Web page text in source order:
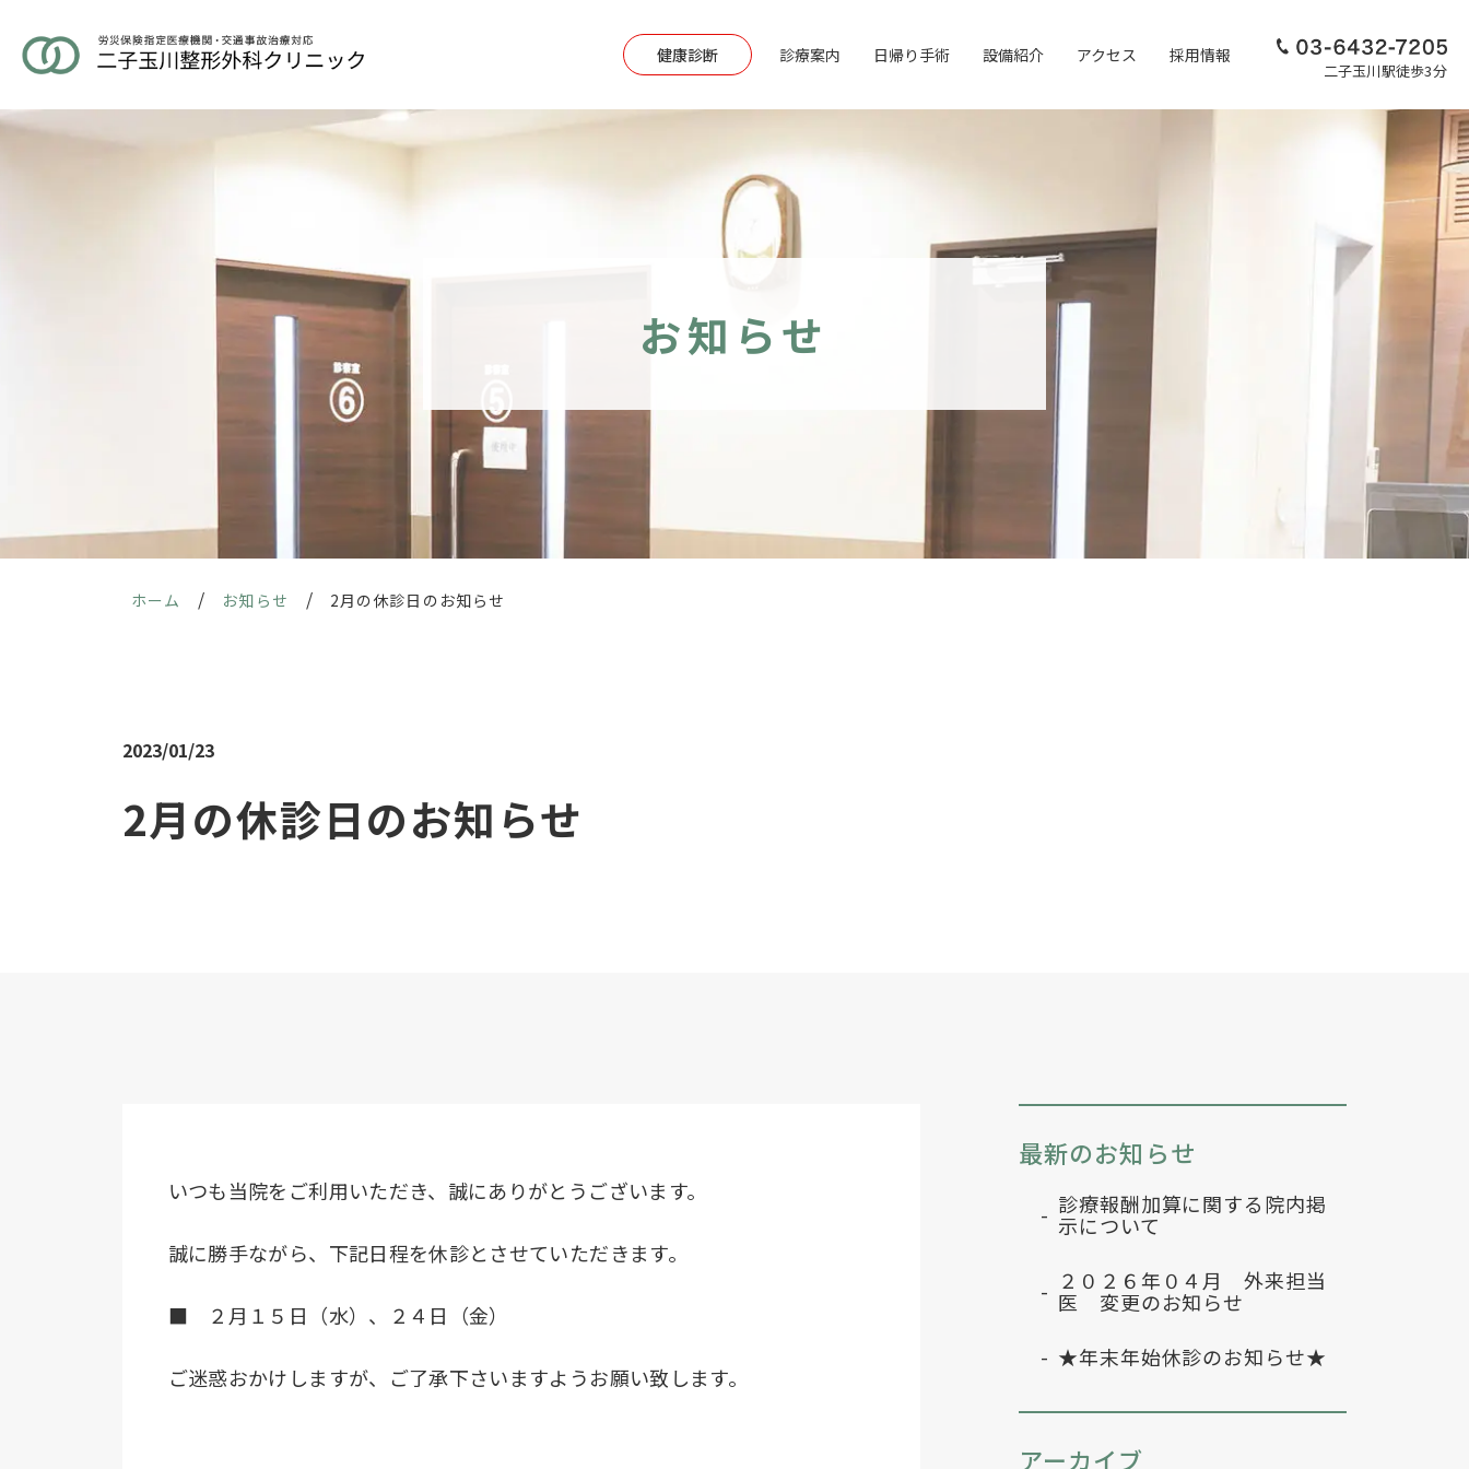
健康診断 診療案内 日帰り手術 設備紹介 アクセス 採用情報
二子玉川駅徒歩3分
お知らせ
ホーム / お知らせ / 2月の休診日のお知らせ
2023/01/23
2月の休診日のお知らせ
いつも当院をご利用いただき、誠にありがとうございます。
誠に勝手ながら、下記日程を休診とさせていただきます。
■ ２月１５日（水）、２４日（金）
ご迷惑おかけしますが、ご了承下さいますようお願い致します。
最新のお知らせ
診療報酬加算に関する院内掲
示について
２０２６年０４月 外来担当
医 変更のお知らせ
★年末年始休診のお知らせ★
アーカイブ